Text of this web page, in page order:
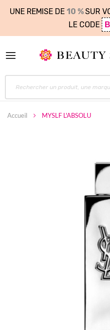
UNE REMISE DE 10 %SUR
LE CODE
Accueil MYSLF L'ABSOLU